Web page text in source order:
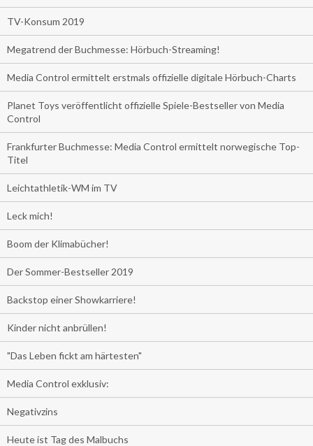
TV-Konsum 2019
Megatrend der Buchmesse: Hörbuch-Streaming!
Media Control ermittelt erstmals offizielle digitale Hörbuch-Charts
Planet Toys veröffentlicht offizielle Spiele-Bestseller von Media
Control
Frankfurter Buchmesse: Media Control ermittelt norwegische Top-
Titel
Leichtathletik-WM im TV
Leck mich!
Boom der Klimabücher!
Der Sommer-Bestseller 2019
Backstop einer Showkarriere!
Kinder nicht anbrüllen!
"Das Leben fickt am härtesten"
Media Control exklusiv:
Negativzins
Heute ist Tag des Malbuchs